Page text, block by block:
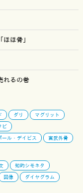
ほ骨」
れるの巻
ダリ
マグリット
ビ
ール・デイビス
宮武外骨
知的シモネタ
図像
ダイヤグラム